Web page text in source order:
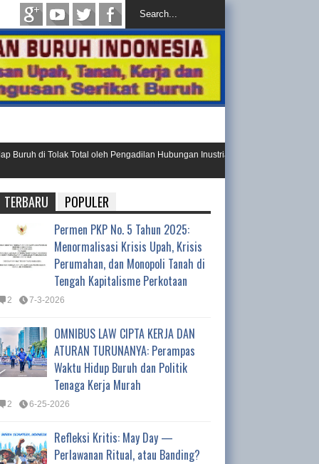
di Tolak Total oleh Pengadilan Hubungan Inustrial
TERBARU POPULER
Permen PKP No. 5 Tahun 2025:
Menormalisasi Krisis Upah, Krisis
Perumahan, dan Monopoli Tanah di
Tengah Kapitalisme Perkotaan
2 7-3-2026
OMNIBUS LAW CIPTA KERJA DAN
ATURAN TURUNANYA: Perampas
Waktu Hidup Buruh dan Politik
Tenaga Kerja Murah
2 6-25-2026
Refleksi Kritis: May Day —
Perlawanan Ritual, atau Banding?